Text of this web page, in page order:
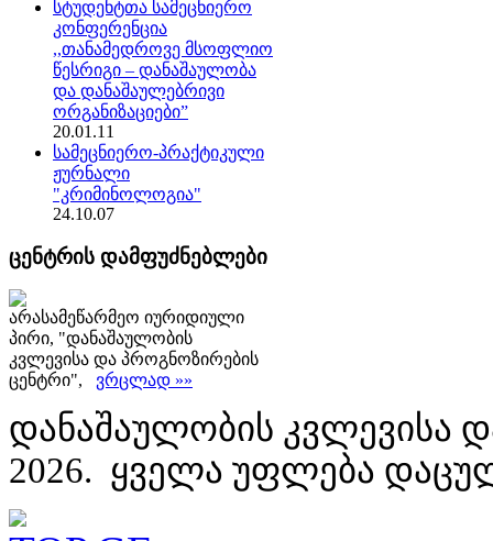
სტუდენტთა სამეცნიერო
კონფერენცია
,,თანამედროვე მსოფლიო
წესრიგი – დანაშაულობა
და დანაშაულებრივი
ორგანიზაციები”
20.01.11
სამეცნიერო-პრაქტიკული
ჟურნალი
"კრიმინოლოგია"
24.10.07
ცენტრის დამფუძნებლები
არასამეწარმეო იურიდიული
პირი, "დანაშაულობის
კვლევისა და პროგნოზირების
ცენტრი", ვრცლად »»
დანაშაულობის კვლევისა
2026. ყველა უფლება